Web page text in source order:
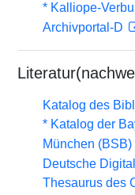
* Kalliope-
Archivportal-D
Katalog des
* Katalog der
München (BSB)
Deutsche
Thesaurus des